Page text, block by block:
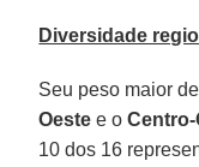
Diversidade
Seu peso maior
Oeste e oCentro-
10 dos 16